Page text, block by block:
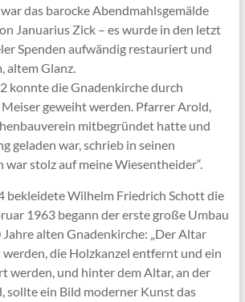
das barocke Abendmahlsgemälde
Januarius Zick – es wurde in den letzt
Spenden aufwändig restauriert und
altem Glanz.
konnte die Gnadenkirche durch
geweiht werden. Pfarrer Arold,
mitbegründet hatte und
geladen war, schrieb in seinen
war stolz auf meine Wiesentheider“.
bekleidete Wilhelm Friedrich Schott die
1963 begann der erste große Umbau
alten Gnadenkirche: „Der Altar
die Holzkanzel entfernt und ein
werden, und hinter dem Altar, an der
sollte ein Bild moderner Kunst das